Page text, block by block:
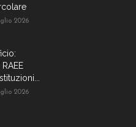
2026
2026